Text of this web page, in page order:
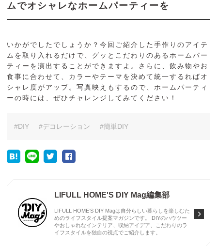
ムでオシャレなホームパーティーを
いかがでしたでしょうか？今回ご紹介した手作りのアイテ
ムを取り入れるだけで、グッとこだわりのあるホームパー
ティーを演出することができますよ。さらに、飲み物やお
食事に合わせて、カラーやテーマを決めて統一するればオ
シャレ度がアップ。写真映えもするので、ホームパーティ
ーの時には、ぜひチャレンジしてみてください！
DIY デコレーション 簡単DIY
LIFULL HOME'S DIY Mag編集部
LIFULL HOME’S DIY Magは自分らしい暮らしを楽しむた
めのライフスタイル提案マガジンです。 DIYのハウツー
やおしゃれなインテリア、収納アイデア、こだわりのラ
イフスタイルを独自の視点でご紹介します。